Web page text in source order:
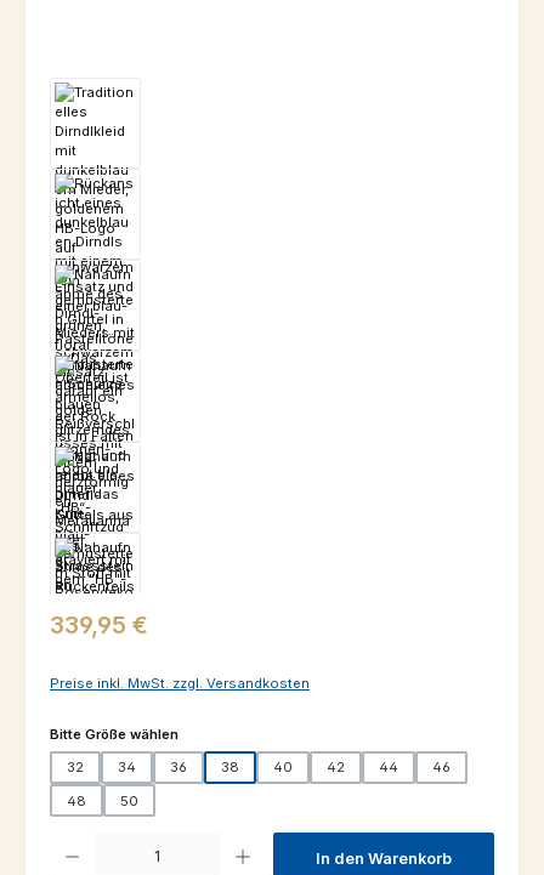
Regulärer Preis:
339,95 €
Preise inkl. MwSt. zzgl. Versandkosten
Bitte Größe wählenauswählen
32 34 36 38 40 42 44
46
48
50
In den Warenkorb